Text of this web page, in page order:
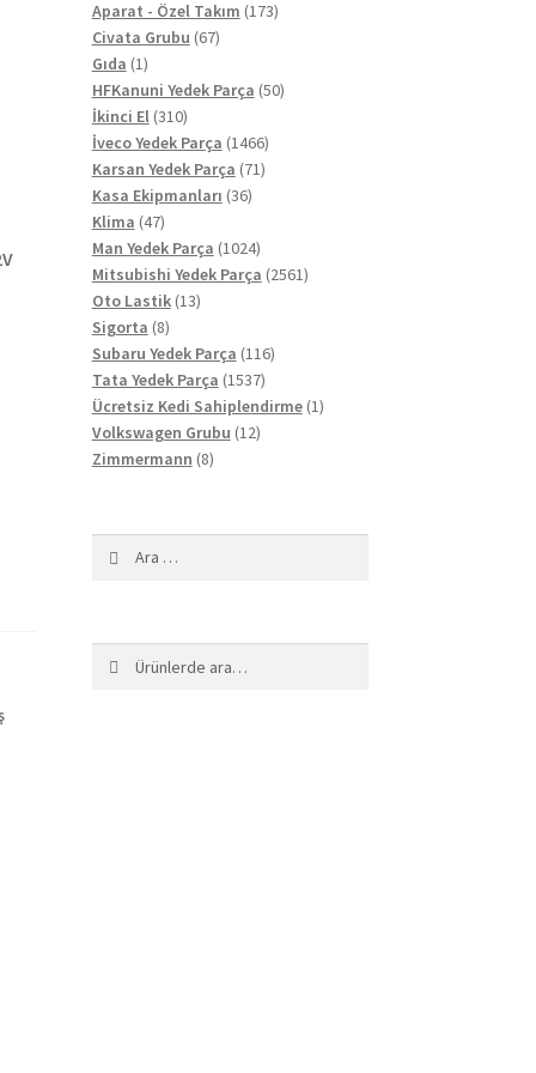
ürün
Aparat - Özel Takım 173173
Civata Grubu 6767
Gıda 11
ürün
HFKanuni Yedek Parça 5050
İkinci El 310310
ürün
İveco Yedek Parça 14661466
ürün
Karsan Yedek Parça 7171
Kasa Ekipmanları 3636
Klima 4747
ürün
Man Yedek Parça 10241024
ürün
Mitsubishi Yedek Parça 25612561
Oto Lastik 1313
Sigorta 88
ürün
Subaru Yedek Parça 116116
Tata Yedek Parça 15371537
ürün
Ücretsiz Kedi Sahiplendirme 11
Volkswagen Grubu 1212
Zimmermann 88